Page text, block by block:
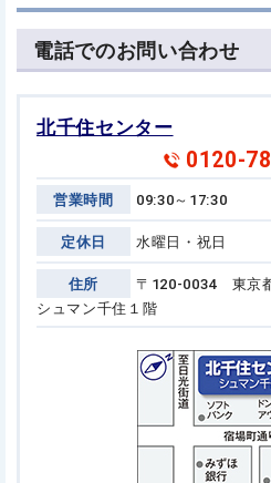
電話でのお問い合わせ
北千住センター
0120-
営業時間 09:30～17:30
定休日 水曜日・祝日
住所
〒120-0034 東京
シュマン千住１階